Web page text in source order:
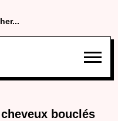
bouclés